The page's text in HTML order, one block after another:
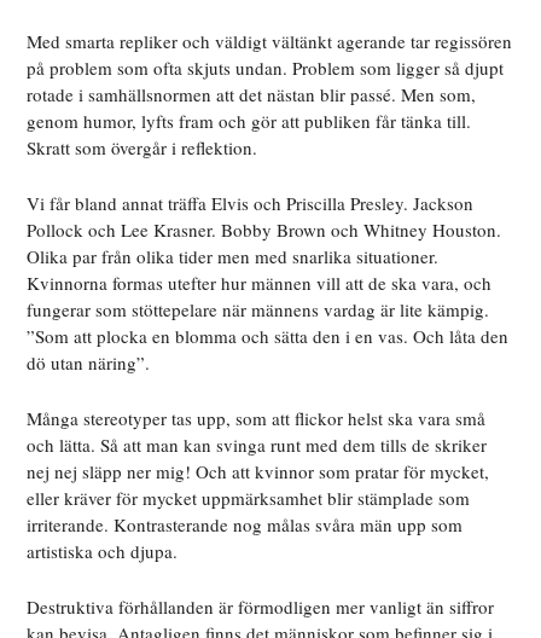
Med smarta repliker och väldigt vältänkt agerande tar regissören
på problem som ofta skjuts undan. Problem som ligger så djupt
rotade i samhällsnormen att det nästan blir passé. Men som,
genom humor, lyfts fram och gör att publiken får tänka till.
Skratt som övergår i reflektion.
Vi får bland annat träffa Elvis och Priscilla Presley. Jackson
Pollock och Lee Krasner. Bobby Brown och Whitney Houston.
Olika par från olika tider men med snarlika situationer.
Kvinnorna formas utefter hur männen vill att de ska vara, och
fungerar som stöttepelare när männens vardag är lite kämpig.
”Som att plocka en blomma och sätta den i en vas. Och låta den
dö utan näring”.
Många stereotyper tas upp, som att flickor helst ska vara små
och lätta. Så att man kan svinga runt med dem tills de skriker
nej nej släpp ner mig! Och att kvinnor som pratar för mycket,
eller kräver för mycket uppmärksamhet blir stämplade som
irriterande. Kontrasterande nog målas svåra män upp som
artistiska och djupa.
Destruktiva förhållanden är förmodligen mer vanligt än siffror